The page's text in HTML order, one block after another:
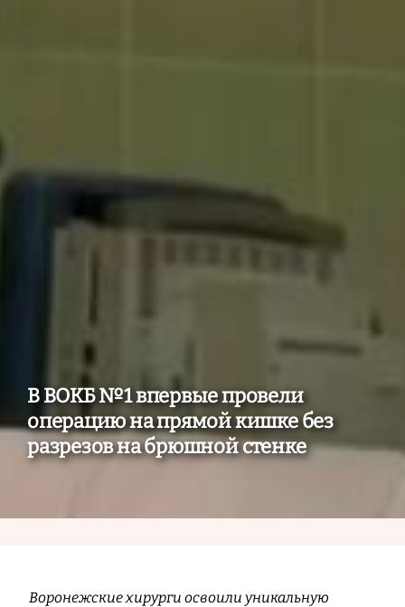
В ВОКБ №1 впервые провели
операцию на прямой кишке без
разрезов на брюшной стенке
Воронежские хирурги освоили уникальную